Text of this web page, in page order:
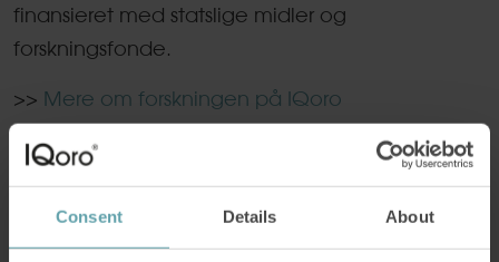
Consent Details About
finansieret med statslige midler og
forskningsfonde.
>> Mere om forskningen på IQoro